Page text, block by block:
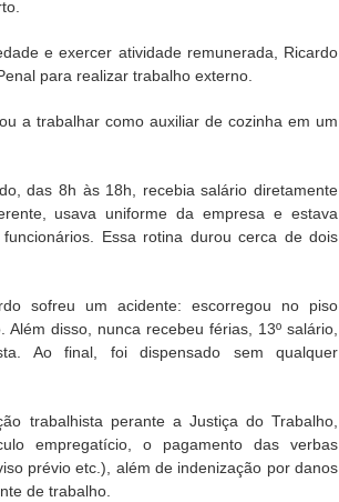
e exercer atividade remunerada, Ricardo
para realizar trabalho externo.
a trabalhar como auxiliar de cozinha em um
das 8h às 18h, recebia salário diretamente
usava uniforme da empresa e estava
Essa rotina durou cerca de dois
sofreu um acidente: escorregou no piso
disso, nunca recebeu férias, 13º salário,
Ao final, foi dispensado sem qualquer
trabalhista perante a Justiça do Trabalho,
empregatício, o pagamento das verbas
prévio etc.), além de indenização por danos
de trabalho.